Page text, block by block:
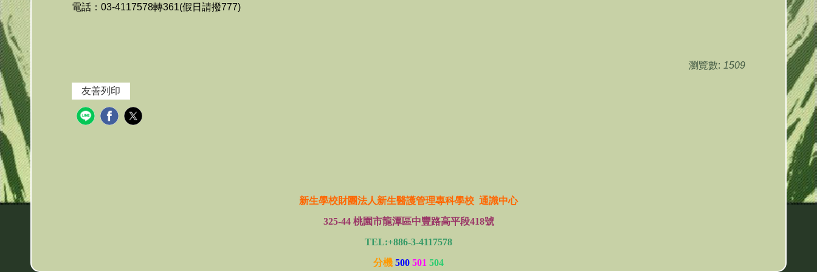
電話：03-4117578轉361(假日請撥777)
瀏覽數: 1509
友善列印
新生學校財團法人新生醫護管理專科學校 通識中心
325-44 桃園市龍潭區中豐路高平段418號
TEL:+886-3-4117578
分機 500 501 504